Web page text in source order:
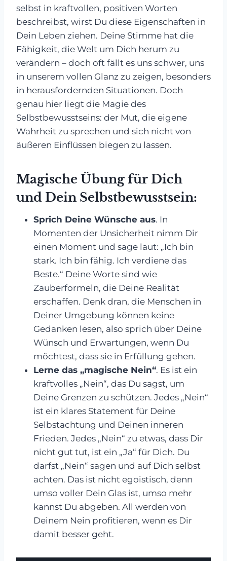
selbst in kraftvollen, positiven Worten
beschreibst, wirst Du diese Eigenschaften in
Dein Leben ziehen. Deine Stimme hat die
Fähigkeit, die Welt um Dich herum zu
verändern – doch oft fällt es uns schwer, uns
in unserem vollen Glanz zu zeigen, besonders
in herausfordernden Situationen. Doch
genau hier liegt die Magie des
Selbstbewusstseins: der Mut, die eigene
Wahrheit zu sprechen und sich nicht von
äußeren Einflüssen biegen zu lassen.
Magische Übung für Dich
und Dein Selbstbewusstsein:
Sprich Deine Wünsche aus. In
Momenten der Unsicherheit nimm Dir
einen Moment und sage laut: „Ich bin
stark. Ich bin fähig. Ich verdiene das
Beste.“ Deine Worte sind wie
Zauberformeln, die Deine Realität
erschaffen. Denk dran, die Menschen in
Deiner Umgebung können keine
Gedanken lesen, also sprich über Deine
Wünsch und Erwartungen, wenn Du
möchtest, dass sie in Erfüllung gehen.
Lerne das „magische Nein“. Es ist ein
kraftvolles „Nein“, das Du sagst, um
Deine Grenzen zu schützen. Jedes „Nein“
ist ein klares Statement für Deine
Selbstachtung und Deinen inneren
Frieden. Jedes „Nein“ zu etwas, dass Dir
nicht gut tut, ist ein „Ja“ für Dich. Du
darfst „Nein“ sagen und auf Dich selbst
achten. Das ist nicht egoistisch, denn
umso voller Dein Glas ist, umso mehr
kannst Du abgeben. All werden von
Deinem Nein profitieren, wenn es Dir
damit besser geht.